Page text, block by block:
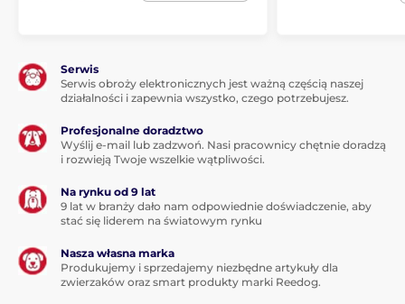
Serwis
Serwis obroży elektronicznych jest ważną częścią naszej
działalności i zapewnia wszystko, czego potrzebujesz.
Profesjonalne doradztwo
Wyślij e-mail lub zadzwoń. Nasi pracownicy chętnie doradzą
i rozwieją Twoje wszelkie wątpliwości.
Na rynku od 9 lat
9 lat w branży dało nam odpowiednie doświadczenie, aby
stać się liderem na światowym rynku
Nasza własna marka
Produkujemy i sprzedajemy niezbędne artykuły dla
zwierzaków oraz smart produkty marki Reedog.